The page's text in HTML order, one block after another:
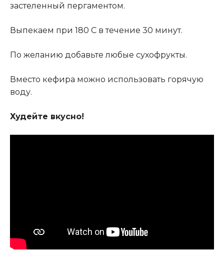
застеленный пергаментом.
Выпекаем при 180 С в течение 30 минут.
По желанию добавьте любые сухофрукты.
Вместо кефира можно использовать горячую
воду.
Худейте вкусно!